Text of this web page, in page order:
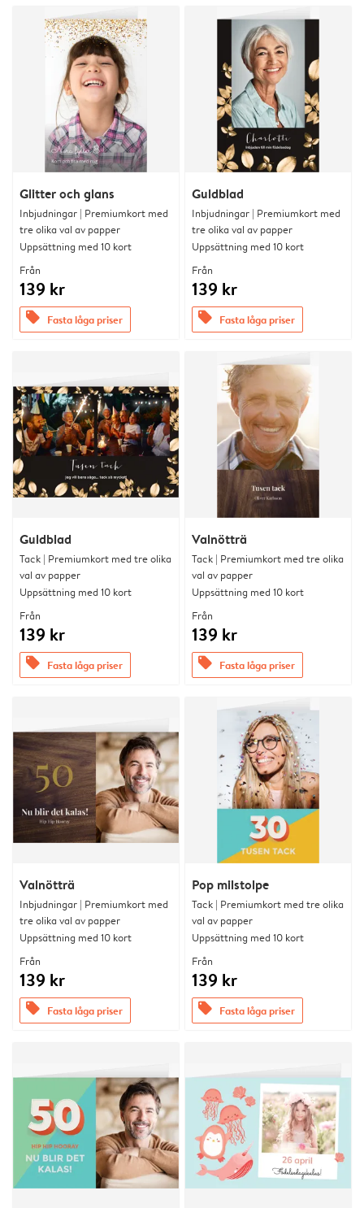
Glitter och glans
Inbjudningar | Premiumkort med
tre olika val av papper
Uppsättning med 10 kort
Från
139 kr
offers Fasta låga priser
Guldblad
Inbjudningar | Premiumkort med
tre olika val av papper
Uppsättning med 10 kort
Från
139 kr
offers Fasta låga priser
Guldblad
Tack | Premiumkort med tre olika
val av papper
Uppsättning med 10 kort
Från
139 kr
offers Fasta låga priser
Valnötträ
Tack | Premiumkort med tre olika
val av papper
Uppsättning med 10 kort
Från
139 kr
offers Fasta låga priser
Valnötträ
Inbjudningar | Premiumkort med
tre olika val av papper
Uppsättning med 10 kort
Från
139 kr
offers Fasta låga priser
Pop milstolpe
Tack | Premiumkort med tre olika
val av papper
Uppsättning med 10 kort
Från
139 kr
offers Fasta låga priser